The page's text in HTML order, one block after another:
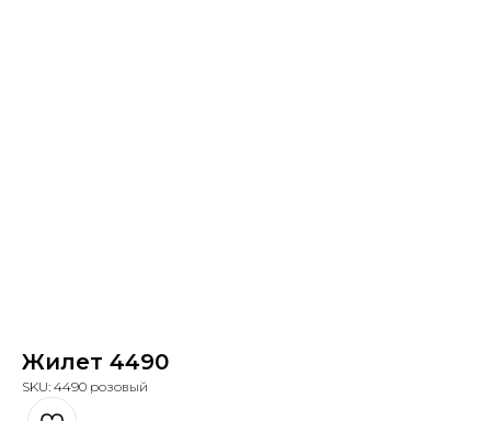
Жилет 4490
SKU: 4490 розовый